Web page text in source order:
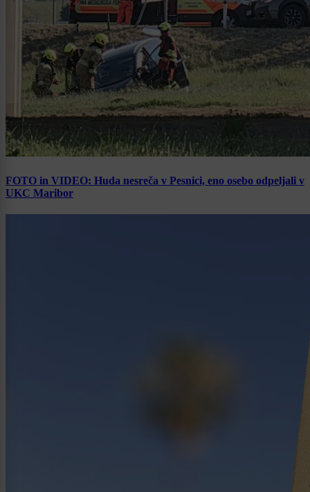
FOTO in VIDEO: Huda nesreča v Pesnici, eno osebo odpeljali v
UKC Maribor